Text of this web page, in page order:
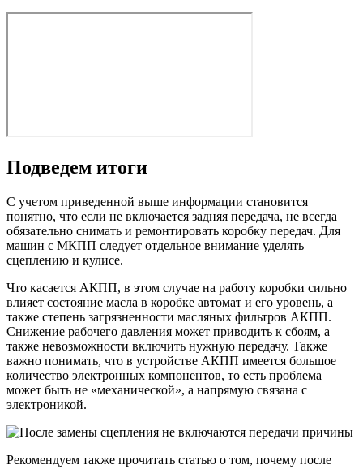
Подведем итоги
С учетом приведенной выше информации становится
понятно, что если не включается задняя передача, не всегда
обязательно снимать и ремонтировать коробку передач. Для
машин с МКПП следует отдельное внимание уделять
сцеплению и кулисе.
Что касается АКПП, в этом случае на работу коробки сильно
влияет состояние масла в коробке автомат и его уровень, а
также степень загрязненности масляных фильтров АКПП.
Снижение рабочего давления может приводить к сбоям, а
также невозможности включить нужную передачу. Также
важно понимать, что в устройстве АКПП имеется большое
количество электронных компонентов, то есть проблема
может быть не «механической», а напрямую связана с
электроникой.
Рекомендуем также прочитать статью о том, почему после